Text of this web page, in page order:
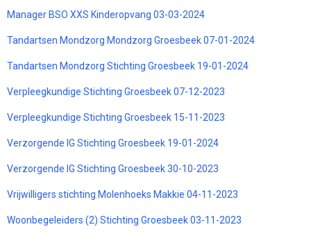
Manager BSO XXS Kinderopvang 03-03-2024
Tandartsen Mondzorg Mondzorg Groesbeek 07-01-2024
Tandartsen Mondzorg Stichting Groesbeek 19-01-2024
Verpleegkundige Stichting Groesbeek 07-12-2023
Verpleegkundige Stichting Groesbeek 15-11-2023
Verzorgende IG Stichting Groesbeek 19-01-2024
Verzorgende IG Stichting Groesbeek 30-10-2023
Vrijwilligers stichting Molenhoeks Makkie 04-11-2023
Woonbegeleiders (2) Stichting Groesbeek 03-11-2023